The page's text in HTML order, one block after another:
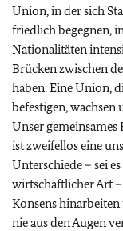
Union, in der sich
friedlich begegnen,
Nationalitäten
Brücken zwischen
haben. Eine Union,
befestigen, wachsen
Unser gemeinsames
ist zweifellos eine
Unterschiede – sei
wirtschaftlicher Art
Konsens
nie aus den Augen